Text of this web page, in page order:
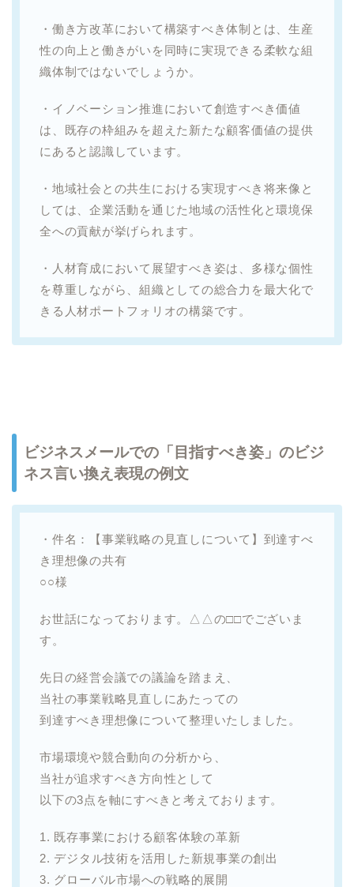
・働き方改革において構築すべき体制とは、生産
性の向上と働きがいを同時に実現できる柔軟な組
織体制ではないでしょうか。
・イノベーション推進において創造すべき価値
は、既存の枠組みを超えた新たな顧客価値の提供
にあると認識しています。
・地域社会との共生における実現すべき将来像と
しては、企業活動を通じた地域の活性化と環境保
全への貢献が挙げられます。
・人材育成において展望すべき姿は、多様な個性
を尊重しながら、組織としての総合力を最大化で
きる人材ポートフォリオの構築です。
ビジネスメールでの「目指すべき姿」のビジ
ネス言い換え表現の例文
・件名：【事業戦略の見直しについて】到達すべ
き理想像の共有
○○様
お世話になっております。△△の□□でございま
す。
先日の経営会議での議論を踏まえ、
当社の事業戦略見直しにあたっての
到達すべき理想像について整理いたしました。
市場環境や競合動向の分析から、
当社が追求すべき方向性として
以下の3点を軸にすべきと考えております。
1. 既存事業における顧客体験の革新
2. デジタル技術を活用した新規事業の創出
3. グローバル市場への戦略的展開